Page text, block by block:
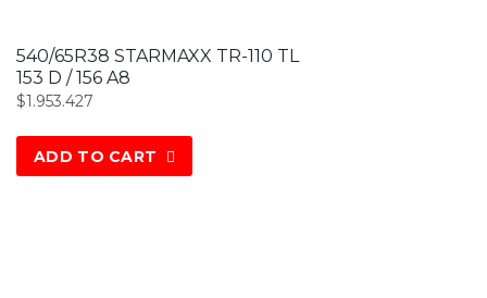
540/65R38 STARMAXX TR-110 TL
153 D / 156 A8
$1.953.427
ADD TO CART